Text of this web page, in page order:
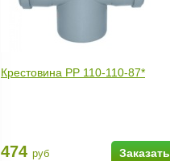
Крестовина РР 110-110-87*
474 руб Заказать